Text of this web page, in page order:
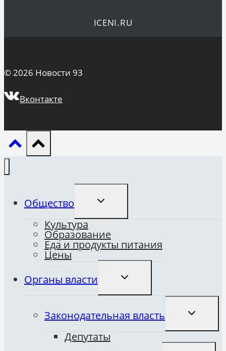
ICENI.RU
© 2026 Новости 93
Вконтакте
Общество
ПЕРЕКЛЮЧИТЬ
ДОЧЕРНЕЕ
Культура
Образование
Еда и продукты питания
Цены
Органы власти
ПЕРЕКЛЮЧИТЬ
ДОЧЕРНЕЕ
Законодательная власть
Депутаты